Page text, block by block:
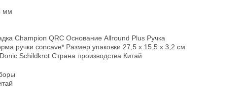
мм
Champion QRC Основание Allround Plus Ручка
ручки concave* Размер упаковки 27,5 х 15,5 х 3,2 см
Schildkrot Страна производства Китай